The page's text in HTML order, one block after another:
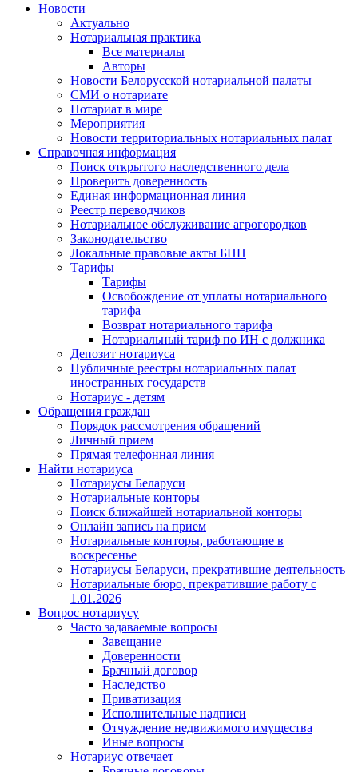
Новости
Актуально
Нотариальная практика
Все материалы
Авторы
Новости Белорусской нотариальной палаты
СМИ о нотариате
Нотариат в мире
Мероприятия
Новости территориальных нотариальных палат
Справочная информация
Поиск открытого наследственного дела
Проверить доверенность
Единая информационная линия
Реестр переводчиков
Нотариальное обслуживание агрогородков
Законодательство
Локальные правовые акты БНП
Тарифы
Тарифы
Освобождение от уплаты нотариального
тарифа
Возврат нотариального тарифа
Нотариальный тариф по ИН с должника
Депозит нотариуса
Публичные реестры нотариальных палат
иностранных государств
Нотариус - детям
Обращения граждан
Порядок рассмотрения обращений
Личный прием
Прямая телефонная линия
Найти нотариуса
Нотариусы Беларуси
Нотариальные конторы
Поиск ближайшей нотариальной конторы
Онлайн запись на прием
Нотариальные конторы, работающие в
воскресенье
Нотариусы Беларуси, прекратившие деятельность
Нотариальные бюро, прекратившие работу с
1.01.2026
Вопрос нотариусу
Часто задаваемые вопросы
Завещание
Доверенности
Брачный договор
Наследство
Приватизация
Исполнительные надписи
Отчуждение недвижимого имущества
Иные вопросы
Нотариус отвечает